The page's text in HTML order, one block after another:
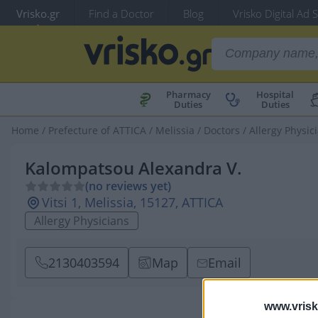
Vrisko.gr Find a Doctor Blog Vrisko Digital Ad
Pharmacy
Duties
Hospital
Duties
Home / Prefecture of ATTICA / Melissia / Doctors / Allergy
Kalompatsou Alexandra V.
(no reviews yet)
Vitsi 1, Melissia, 15127, ATTICA
Allergy Physicians
2130403594 Map Email